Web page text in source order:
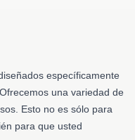
específicamente
una variedad de
Esto no es sólo para
para que usted